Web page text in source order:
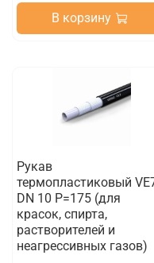
В корзину
Рукав
термопластиковый
DN 10 P=175 (для
красок, спирта,
растворителей и
неагрессивных газов)